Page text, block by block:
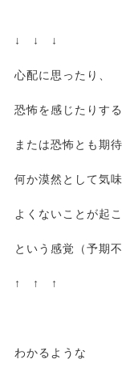
↓ ↓ ↓
心配に思ったり、
恐怖を感じたりする
または恐怖とも期
何か漠然として気
よくないことが起
という感覚（予期
↑ ↑ ↑
わかるような